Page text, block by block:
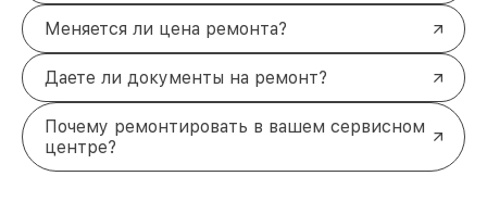
фокусировки, регулировки и других узлов.
Для сложных случаев доступна замена
процессоров, микросхем усилителей, логики и
ШИМ-контроллеров. Мы также занимаемся
прошивкой и обновлением программного
обеспечения.
Быстрые решения для любых
поломок
Меняется ли цена ремонта?
Даете ли документы на ремонт?
Почему ремонтировать в вашем сервисном
центре?